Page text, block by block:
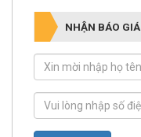
NHẬN BÁO GIÁ